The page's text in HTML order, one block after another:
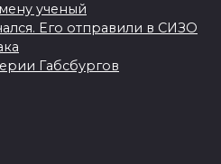
ученый
Его отправили в СИЗО
Габсбургов